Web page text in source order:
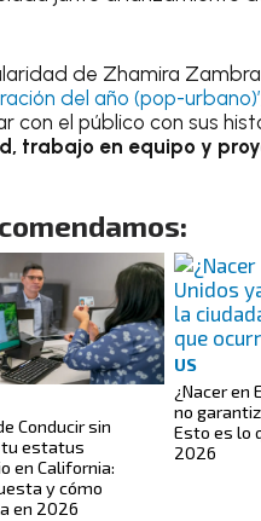
de Zhamira
del año (pop-urbano)’
con el público con sus
trabajo en equipo y
Conducir sin
estatus
en California:
y cómo
en 2026
US
¿Nacer en
no
Esto es lo
2026